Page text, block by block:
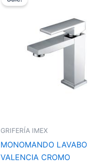
GRIFERÍA IMEX
MONOMANDO LAVABO
VALENCIA CROMO
original
64,49 €.